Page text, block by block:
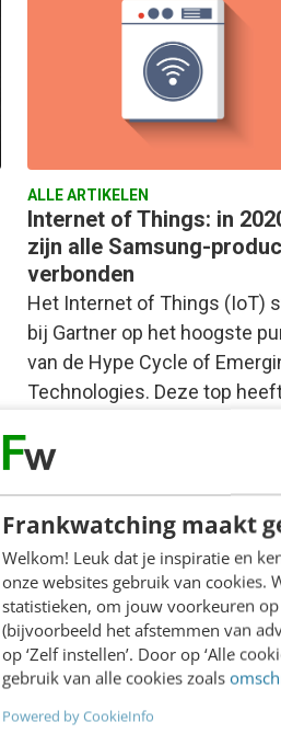
Frankwatching maakt
Welkom! Leuk dat je inspiratie en
onze websites gebruik van cookies.
statistieken, om jouw voorkeuren
(bijvoorbeeld het afstemmen van
op ‘Zelf instellen’. Door op ‘Alle
gebruik van alle cookies zoals
Powered by CookieInfo
ALLE ARTIKELEN
Internet of Things: in
zijn alle Samsung-
verbonden
Het Internet of Things (IoT)
bij Gartner op het hoogste
van de Hype Cycle of
Technologies. Deze top